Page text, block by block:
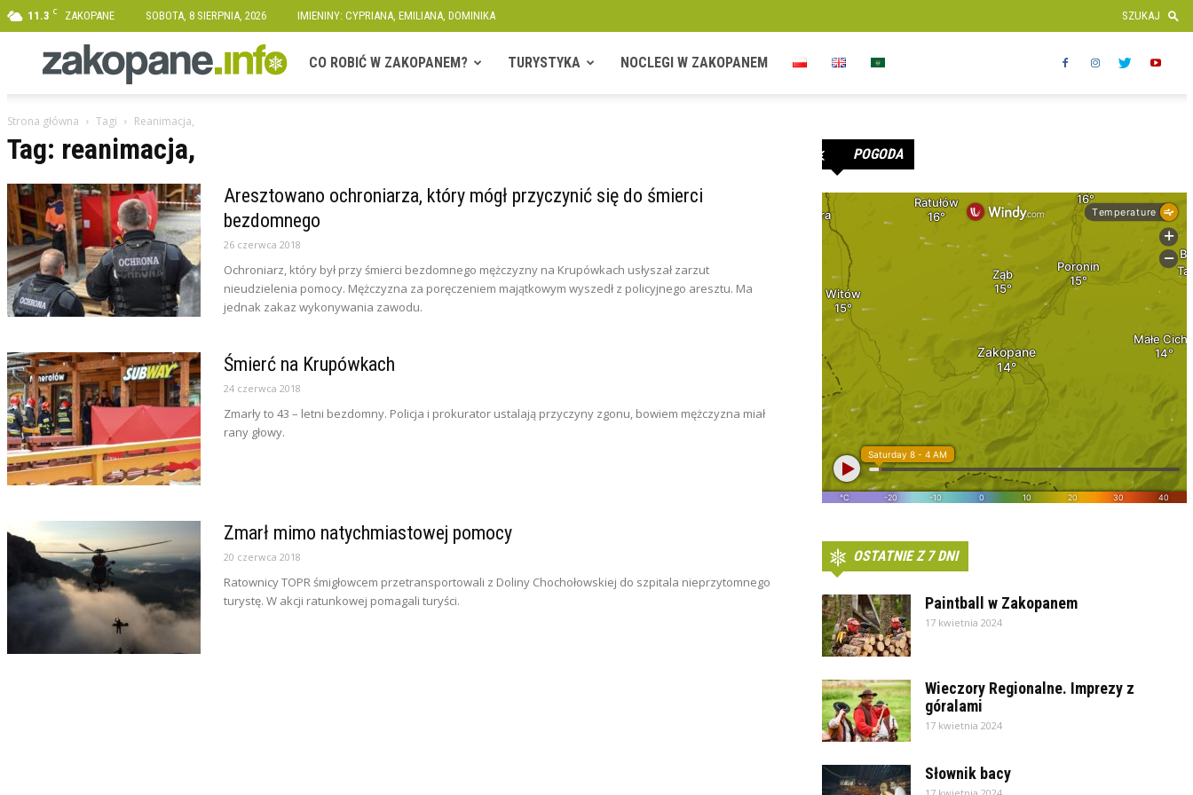
11.3 C ZAKOPANE SOBOTA, 8 SIERPNIA, 2026 IMIENINY: CYPRIANA, EMILIANA, DOMINIKA
Zakopane.info
CO ROBIĆ W ZAKOPANEM? TURYSTYKA NOCLEGI W ZAKOPANEM
Strona główna Tagi Reanimacja,
Tag: reanimacja,
Aresztowano ochroniarza, który mógł przyczynić się do śmierci
bezdomnego
26 czerwca 2018
Ochroniarz, który był przy śmierci bezdomnego mężczyzny na Krupówkach usłyszał zarzut
nieudzielenia pomocy. Mężczyzna za poręczeniem majątkowym wyszedł z policyjnego aresztu. Ma
jednak zakaz wykonywania zawodu.
Śmierć na Krupówkach
24 czerwca 2018
Zmarły to 43 – letni bezdomny. Policja i prokurator ustalają przyczyny zgonu, bowiem mężczyzna miał
rany głowy.
Zmarł mimo natychmiastowej pomocy
20 czerwca 2018
Ratownicy TOPR śmigłowcem przetransportowali z Doliny Chochołowskiej do szpitala nieprzytomnego
turystę. W akcji ratunkowej pomagali turyści.
POGODA
OSTATNIE Z 7 DNI
Paintball w Zakopanem
17 kwietnia 2024
Wieczory Regionalne. Imprezy z
góralami
17 kwietnia 2024
Słownik bacy